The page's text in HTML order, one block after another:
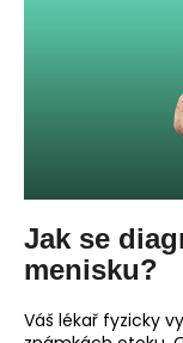
Jak se
menisku?
Váš lékař fyzicky